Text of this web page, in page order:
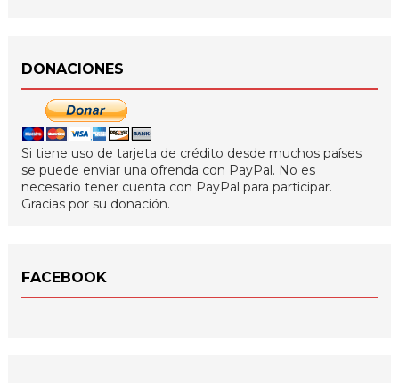
DONACIONES
Si tiene uso de tarjeta de crédito desde muchos países
se puede enviar una ofrenda con PayPal. No es
necesario tener cuenta con PayPal para participar.
Gracias por su donación.
FACEBOOK